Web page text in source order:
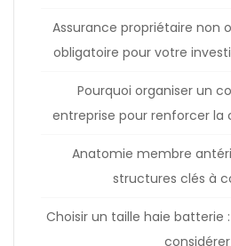
Assurance propriétaire non
obligatoire pour votre
Pourquoi organiser un
entreprise pour renforcer la
Anatomie membre
structures clés à
Choisir un taille haie batterie
considérer